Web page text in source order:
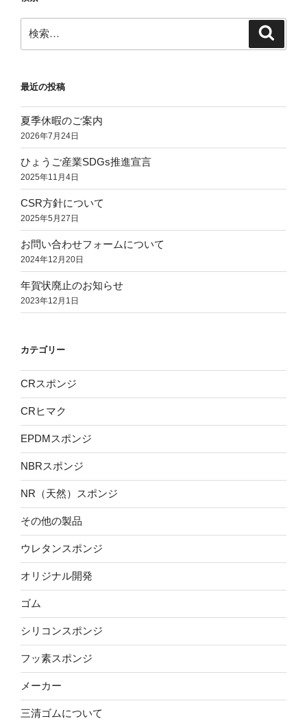
の
成
型
は…”
索:
最近の投稿
夏季休暇のご案内
2026年7月24日
ひょうご産業SDGs推進宣言
2025年11月4日
CSR方針について
2025年5月27日
お問い合わせフォームについて
2024年12月20日
年賀状廃止のお知らせ
2023年12月1日
カテゴリー
CRスポンジ
CRヒマク
EPDMスポンジ
NBRスポンジ
NR（天然）スポンジ
その他の製品
ウレタンスポンジ
オリジナル開発
ゴム
シリコンスポンジ
フッ素スポンジ
メーカー
三清ゴムについて